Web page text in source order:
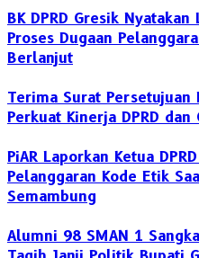
BK DPRD Gresik
Proses Dugaan
Berlanjut
Terima Surat Persetujuan
Perkuat Kinerja DPRD
PiAR Laporkan Ketua
Pelanggaran Kode Etik
Semambung
Alumni 98 SMAN 1